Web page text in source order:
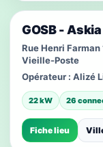
GOSB -
Rue Henri
Vieille-Poste
Opérateur : Alizé
22 kW 26
Fiche lieu